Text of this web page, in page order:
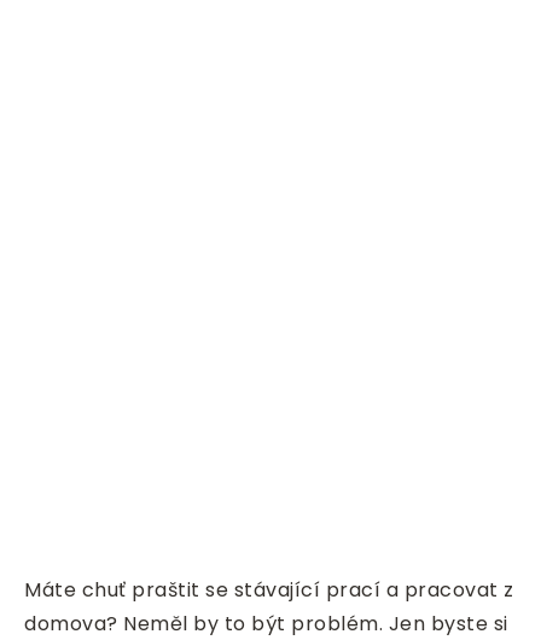
Máte chuť praštit se stávající prací a pracovat z
domova? Neměl by to být problém. Jen byste si